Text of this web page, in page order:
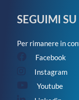
SEGUIMI SU
Per rimanere in
Facebook
Instagram
Youtube